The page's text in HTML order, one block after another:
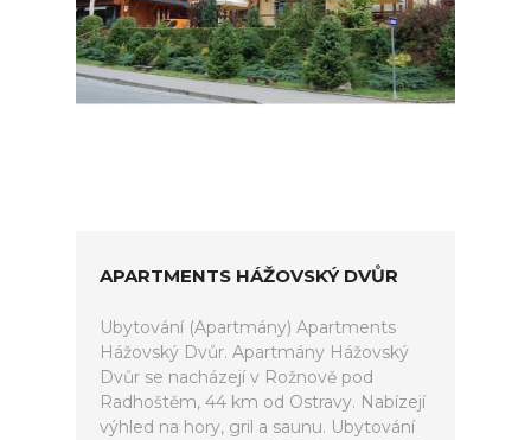
APARTMENTS HÁŽOVSKÝ DVŮR
Ubytování (Apartmány) Apartments
Hážovský Dvůr. Apartmány Hážovský
Dvůr se nacházejí v Rožnově pod
Radhoštěm, 44 km od Ostravy. Nabízejí
výhled na hory, gril a saunu. Ubytování